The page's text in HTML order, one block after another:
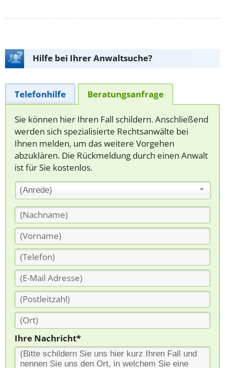
Hilfe bei Ihrer Anwaltsuche?
Telefonhilfe Beratungsanfrage
Sie können hier Ihren Fall schildern. Anschließend
werden sich spezialisierte Rechtsanwälte bei
Ihnen melden, um das weitere Vorgehen
abzuklären. Die Rückmeldung durch einen Anwalt
ist für Sie kostenlos.
(Anrede)
Ihre Nachricht*